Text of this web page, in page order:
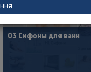
03 Сифоны для ванн